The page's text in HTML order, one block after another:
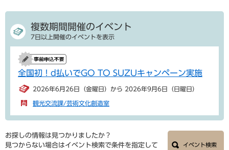
複数期間開催のイベント
7日以上開催のイベントを表示
全国初！d払いでGO TO SUZUキャンペーン実施
2026年6月26日（金曜日）から 2026年9月6日（日曜日）
観光交流課/芸術文化創造室
お探しの情報は見つかりましたか？
見つからない場合はイベント検索で条件を指定して
イベント検索